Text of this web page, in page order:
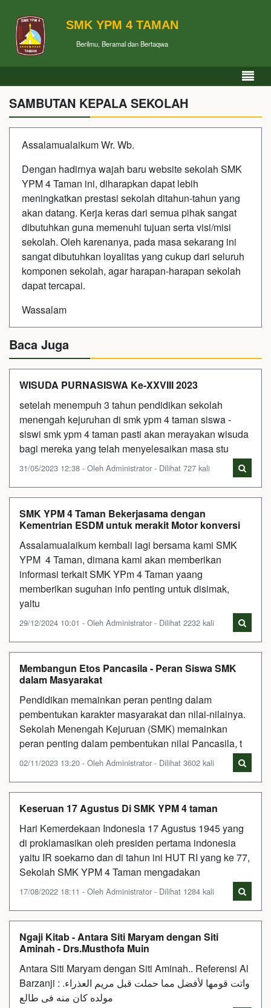
SMK YPM 4 TAMAN
Berilmu, Beramal dan Bertaqwa
SAMBUTAN KEPALA SEKOLAH
Assalamualaikum Wr. Wb.
Dengan hadirnya wajah baru website sekolah SMK
YPM 4 Taman ini, diharapkan dapat lebih
meningkatkan prestasi sekolah ditahun-tahun yang
akan datang. Kerja keras dari semua pihak sangat
dibutuhkan guna memenuhi tujuan serta visi/misi
sekolah. Oleh karenanya, pada masa sekarang ini
sangat dibutuhkan loyalitas yang cukup dari seluruh
komponen sekolah, agar harapan-harapan sekolah
dapat tercapai.
Wassalam
Baca Juga
WISUDA PURNASISWA Ke-XXVIII 2023
setelah menempuh 3 tahun pendidikan sekolah
menengah kejuruhan di smk ypm 4 taman siswa -
siswi smk ypm 4 taman pasti akan merayakan wisuda
bagi mereka yang telah menyelesaikan masa stu
31/05/2023 12:38 - Oleh Administrator - Dilihat 727 kali
SMK YPM 4 Taman Bekerjasama dengan
Kementrian ESDM untuk merakit Motor konversi
Assalamualaikum kembali lagi bersama kami SMK
YPM 4 Taman, dimana kami akan memberikan
informasi terkait SMK YPm 4 Taman yaang
memberikan suguhan info penting untuk disimak,
yaitu
29/12/2024 10:01 - Oleh Administrator - Dilihat 2232 kali
Membangun Etos Pancasila - Peran Siswa SMK
dalam Masyarakat
Pendidikan memainkan peran penting dalam
pembentukan karakter masyarakat dan nilai-nilainya.
Sekolah Menengah Kejuruan (SMK) memainkan
peran penting dalam pembentukan nilai Pancasila, t
02/11/2023 13:20 - Oleh Administrator - Dilihat 3602 kali
Keseruan 17 Agustus Di SMK YPM 4 taman
Hari Kemerdekaan Indonesia 17 Agustus 1945 yang
di proklamasikan oleh presiden pertama indonesia
yaitu IR soekarno dan di tahun ini HUT RI yang ke 77,
Sekolah SMK YPM 4 Taman mengadakan
17/08/2022 18:11 - Oleh Administrator - Dilihat 1284 kali
Ngaji Kitab - Antara Siti Maryam dengan Siti
Aminah - Drs.Musthofa Muin
Antara Siti Maryam dengan Siti Aminah.. Referensi Al
Barzanji : واتت قومها لأفضل مما حملت قبل مريم العذراء.
مولده كان منه فى طالع